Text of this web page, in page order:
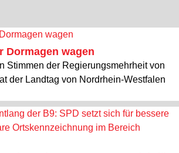
Dormagen wagen
Stimmen der Regierungsmehrheit von
der Landtag von Nordrhein-Westfalen